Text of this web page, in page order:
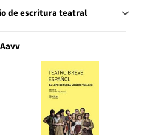
de escritura teatral